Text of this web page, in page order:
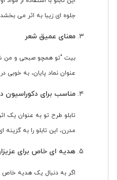
جلوه ای زیبا به اثر می
معنای عمیق شعر
بیت "تو همچو صبحی و من
عنوان نماد پایان، به خوبی
مناسب برای دکوراسیون
تابلو طرح تو به عنوان یک
مدرن، این تابلو را به
هدیه ای خاص برای
اگر به دنبال یک هدیه خاص